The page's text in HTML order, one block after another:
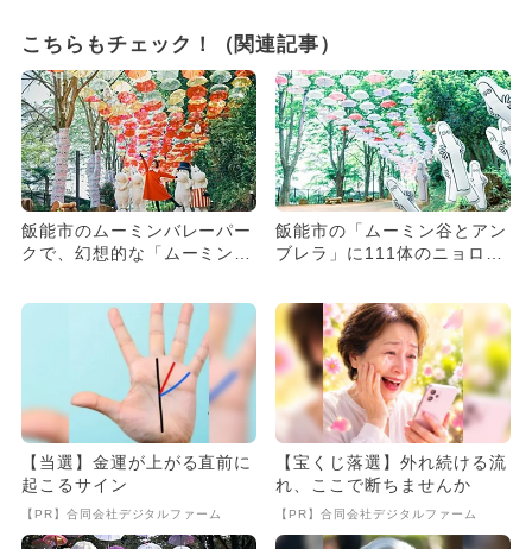
こちらもチェック！（関連記事）
飯能市のムーミンバレーパー
クで、幻想的な「ムーミン谷
飯能市の「ムーミン谷とアン
ブレラ」に111体のニョロニ
【当選】金運が上がる直前に
起こるサイン
【PR】合同会社デジタルファーム
【宝くじ落選】外れ続ける流
れ、ここで断ちませんか
【PR】合同会社デジタルファーム